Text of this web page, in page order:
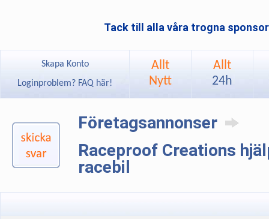
Tack till alla våra trogna
Skapa Konto
Loginproblem? FAQ här!
Allt
Nytt
Allt
24h
Företagsannonser
Raceproof Creations
racebil